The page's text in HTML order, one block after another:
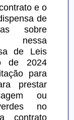
e o
de
sobre
nessa
de Leis
de 2024
para
prestar
ou
no
contrato